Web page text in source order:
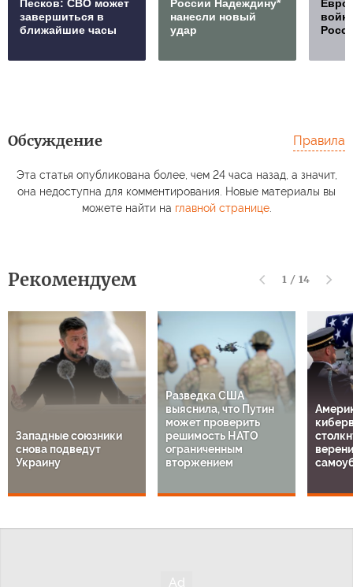
Песков: СВО может
завершиться в
ближайшие часы
России Надеждину*
нанесли новый
удар
Обсуждение Правила
Эта статья опубликована более, чем 24 часа назад, а значит,
она недоступна для комментирования. Новые материалы вы
можете найти на главной странице.
Рекомендуем 1 / 14
Западные союзники
снова подведут
Украину
Разведка США
выяснила, что Путин
может проверить
решимость НАТО
ограниченным
вторжением